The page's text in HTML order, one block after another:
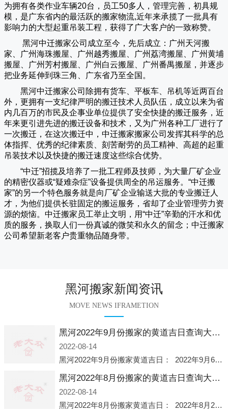
为拥有各类作业车辆20台，员工50多人，管理完善，初具规
模，是广东省内的最活跃的搬家物流,近年来承揽了一批具有
影响力的大型起重吊装工程，获得了广大客户的一致称赞。
黑河中迁搬家公司成立至今，先后成立：广州天河搬
家、广州海珠搬屋、广州越秀搬屋、广州荔湾搬屋、广州黄埔
搬屋、广州芳村搬屋、广州白云搬屋、广州番禺搬屋，并逐步
把业务延伸到珠三角、广东省乃至全国。
黑河中迁搬家公司除拥有货车、平板车、吊机等近两百台
外，更拥有一支纪律严明的搬迁技术人员队伍，成立以来为省
内几百万的市民及企事业单位提供了安全快捷的搬迁服务，近
年来更引进先进的搬迁设备和技术，又为广州各种工厂进行了
一次搬迁，在这次搬迁中， 中迁搬家搬家公司发挥其科学的总
体指挥、优秀的纪律素质、刻苦耐劳的员工精神、高超的起重
吊装技术以及快捷的搬迁速度这些综合优势。
“中迁”招揽及培养了一批工程师及技师，为大量厂矿企业
的精密仪器或“疑难杂症”设备提供周全的吊运服务。“中迁搬
家”的另一个特色服务就是向厂矿企业输送大批的专业搬迁人
才，为他们提供长驻固定的搬运服务，省却了企业管理劳力资
源的烦恼。 中迁搬家员工举止文明，用“中迁”辛勤的汗水和优
质的服务，换取人们一份真诚的微笑和永久的留念； 中迁搬家
公司希望新老客户贵重物品随身带。
黑河搬家新闻资讯
MOVE NEWS IFRAMETION
黑河2022年9月份搬家的黄道吉日查询大全一览表哪天适合搬家好日子
2022-08-14
黑河2022年9月份搬家黄道吉日： 2022年9月6日 「星期二」 农历八月十一2022年9月12日 「星期一」 农历八月十七2022年9月16日 「星期五」 农历八月廿一2022年9月2
黑河2022年8月份搬家的黄道吉日查询大全一览表哪天适合搬家好日子
2022-08-14
黑河2022年8月份搬家黄道吉日： 2022年8月2日 「星期二」 农历七月初五2022年8月6日 「星期六」 农历七月初九2022年8月8日 「星期一」 农历七月十一2022年8月10日 「